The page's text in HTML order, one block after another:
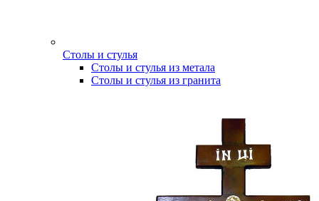
Столы и стулья
Столы и стулья из метала
Столы и стулья из гранита